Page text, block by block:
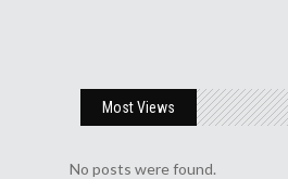
Most Views
No posts were found.